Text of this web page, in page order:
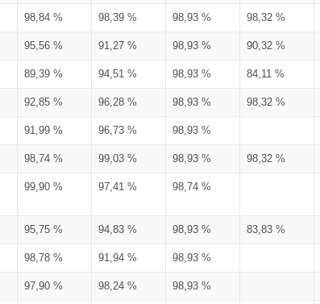
98,84 % 98,39 % 98,93 % 98,32 %
95,56 % 91,27 % 98,93 % 90,32 %
89,39 % 94,51 % 98,93 % 84,11 %
92,85 % 96,28 % 98,93 % 98,32 %
91,99 % 96,73 % 98,93 %
98,74 % 99,03 % 98,93 % 98,32 %
99,90 % 97,41 % 98,74 %
95,75 % 94,83 % 98,93 % 83,83 %
98,78 % 91,94 % 98,93 %
97,90 % 98,24 % 98,93 %